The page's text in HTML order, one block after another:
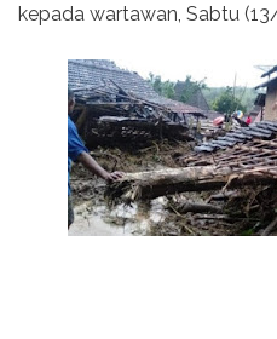
kepada wartawan, Sabtu